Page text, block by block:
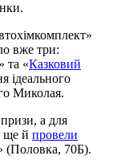
вже три:
» та «Казковий
ідеального
Миколая.
а для
ще й провели
(Половка, 70Б).